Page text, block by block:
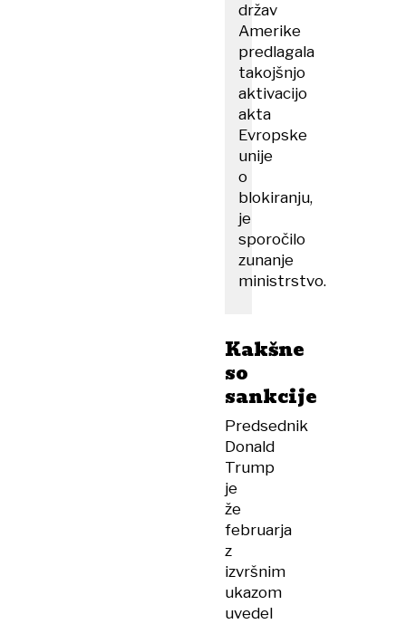
držav
Amerike
predlagala
takojšnjo
aktivacijo
akta
Evropske
unije
o
blokiranju,
je
sporočilo
zunanje
ministrstvo.
Kakšne
so
sankcije
Predsednik
Donald
Trump
je
že
februarja
z
izvršnim
ukazom
uvedel